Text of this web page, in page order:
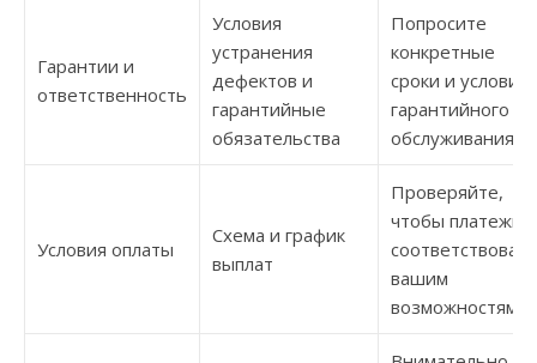
Гарантии и
ответственность
Условия
устранения
дефектов и
гарантийные
обязательства
Попросите
конкретные
сроки и условия
гарантийного
обслуживания
Условия оплаты
Схема и график
выплат
Проверяйте,
чтобы платежи
соответствовали
вашим
возможностям